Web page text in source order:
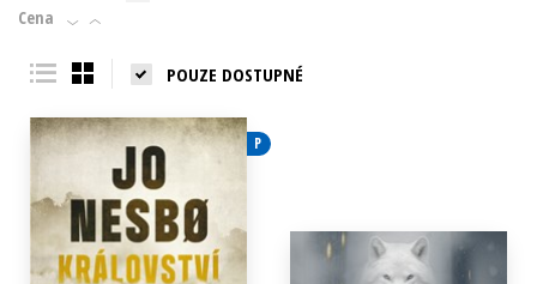
Cena
POUZE DOSTUPNÉ
P